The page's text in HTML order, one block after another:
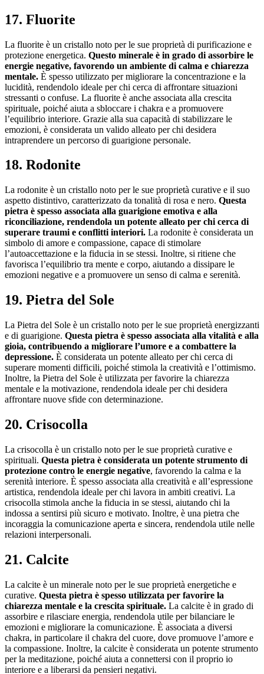
17. Fluorite
La fluorite è un cristallo noto per le sue proprietà di purificazione e
protezione energetica. Questo minerale è in grado di assorbire le
energie negative, favorendo un ambiente di calma e chiarezza
mentale. È spesso utilizzato per migliorare la concentrazione e la
lucidità, rendendolo ideale per chi cerca di affrontare situazioni
stressanti o confuse. La fluorite è anche associata alla crescita
spirituale, poiché aiuta a sbloccare i chakra e a promuovere
l’equilibrio interiore. Grazie alla sua capacità di stabilizzare le
emozioni, è considerata un valido alleato per chi desidera
intraprendere un percorso di guarigione personale.
18. Rodonite
La rodonite è un cristallo noto per le sue proprietà curative e il suo
aspetto distintivo, caratterizzato da tonalità di rosa e nero. Questa
pietra è spesso associata alla guarigione emotiva e alla
riconciliazione, rendendola un potente alleato per chi cerca di
superare traumi e conflitti interiori. La rodonite è considerata un
simbolo di amore e compassione, capace di stimolare
l’autoaccettazione e la fiducia in se stessi. Inoltre, si ritiene che
favorisca l’equilibrio tra mente e corpo, aiutando a dissipare le
emozioni negative e a promuovere un senso di calma e serenità.
19. Pietra del Sole
La Pietra del Sole è un cristallo noto per le sue proprietà energizzanti
e di guarigione. Questa pietra è spesso associata alla vitalità e alla
gioia, contribuendo a migliorare l’umore e a combattere la
depressione. È considerata un potente alleato per chi cerca di
superare momenti difficili, poiché stimola la creatività e l’ottimismo.
Inoltre, la Pietra del Sole è utilizzata per favorire la chiarezza
mentale e la motivazione, rendendola ideale per chi desidera
affrontare nuove sfide con determinazione.
20. Crisocolla
La crisocolla è un cristallo noto per le sue proprietà curative e
spirituali. Questa pietra è considerata un potente strumento di
protezione contro le energie negative, favorendo la calma e la
serenità interiore. È spesso associata alla creatività e all’espressione
artistica, rendendola ideale per chi lavora in ambiti creativi. La
crisocolla stimola anche la fiducia in se stessi, aiutando chi la
indossa a sentirsi più sicuro e motivato. Inoltre, è una pietra che
incoraggia la comunicazione aperta e sincera, rendendola utile nelle
relazioni interpersonali.
21. Calcite
La calcite è un minerale noto per le sue proprietà energetiche e
curative. Questa pietra è spesso utilizzata per favorire la
chiarezza mentale e la crescita spirituale. La calcite è in grado di
assorbire e rilasciare energia, rendendola utile per bilanciare le
emozioni e migliorare la comunicazione. È associata a diversi
chakra, in particolare il chakra del cuore, dove promuove l’amore e
la compassione. Inoltre, la calcite è considerata un potente strumento
per la meditazione, poiché aiuta a connettersi con il proprio io
interiore e a liberarsi da pensieri negativi.